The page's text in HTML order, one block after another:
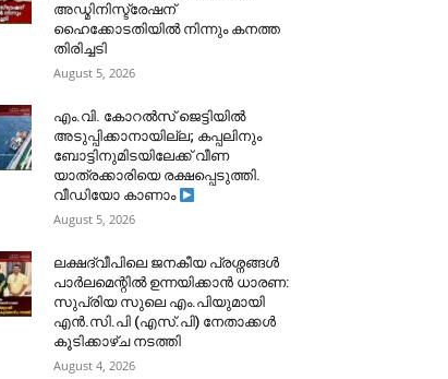
അഡ്മിനിസ്ട്രേഷന്
ഹൈക്കോടതിയിൽ നിന്നും കനത്ത
തിരിച്ചടി
August 5, 2026
​എം.വി. കോറൽസ് ജെട്ടിയിൽ
അടുപ്പിക്കാനായില്ല; കപ്പലിനും
ബോട്ടിനുമിടയിലേക്ക് വീണ
യാത്രക്കാരിയെ രക്ഷപ്പെടുത്തി.
വീഡിയോ കാണാം
August 5, 2026
ലക്ഷദ്വീപിലെ ജനകീയ പ്രശ്നങ്ങൾ
പാർലമെന്റിൽ ഉന്നയിക്കാൻ ധാരണ:
സുപ്രിയ സുലെ എം.പിയുമായി
എൻ.സി.പി (എസ്.പി) നേതാക്കൾ
കൂടിക്കാഴ്ച നടത്തി
August 4, 2026